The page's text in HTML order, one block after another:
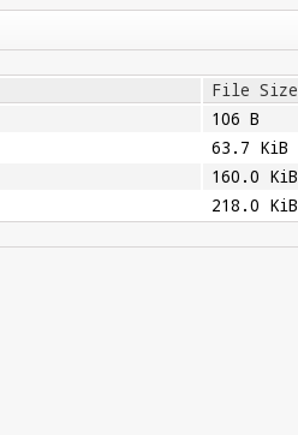
File Size
106 B
63.7 KiB
160.0 KiB
218.0 KiB